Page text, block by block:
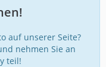
auf unserer Seite?
nehmen Sie an
teil!